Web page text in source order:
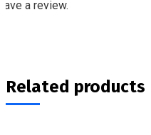
a review.
Related products